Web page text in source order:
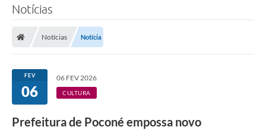
Notícias
Notícias Notícia
FEV
06
06 FEV 2026
CULTURA
Prefeitura de Poconé empossa novo